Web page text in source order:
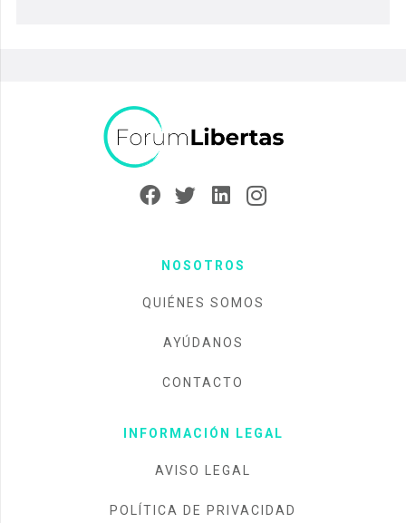
NOSOTROS
QUIÉNES SOMOS
AYÚDANOS
CONTACTO
INFORMACIÓN LEGAL
AVISO LEGAL
POLÍTICA DE PRIVACIDAD